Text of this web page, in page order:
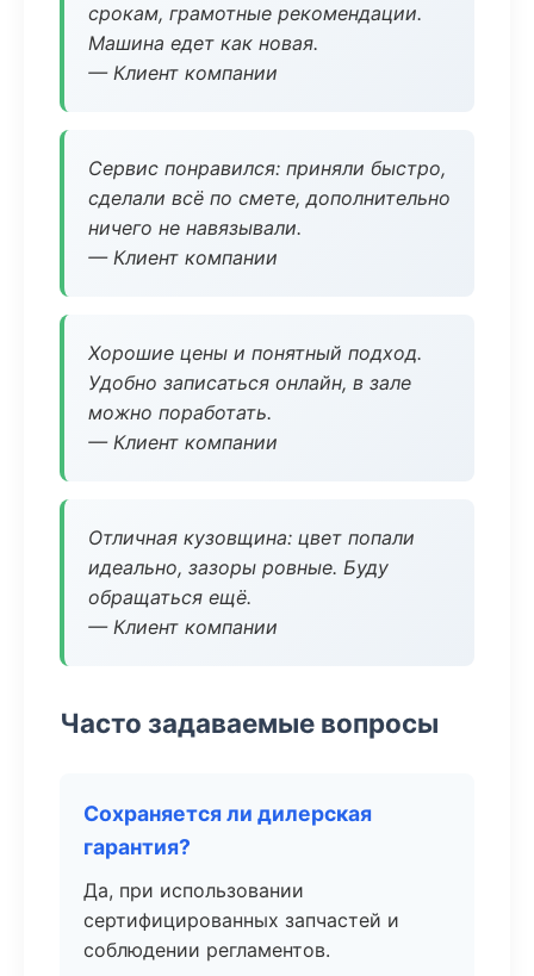
срокам, грамотные рекомендации.
Машина едет как новая.
— Клиент компании
Сервис понравился: приняли быстро,
сделали всё по смете, дополнительно
ничего не навязывали.
— Клиент компании
Хорошие цены и понятный подход.
Удобно записаться онлайн, в зале
можно поработать.
— Клиент компании
Отличная кузовщина: цвет попали
идеально, зазоры ровные. Буду
обращаться ещё.
— Клиент компании
Часто задаваемые вопросы
Сохраняется ли дилерская
гарантия?
Да, при использовании
сертифицированных запчастей и
соблюдении регламентов.